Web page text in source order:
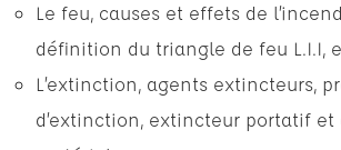
Le feu, causes et effets de
définition du triangle de feu L.I.I,
L’extinction, agents extincteurs,
d’extinction, extincteur portatif et